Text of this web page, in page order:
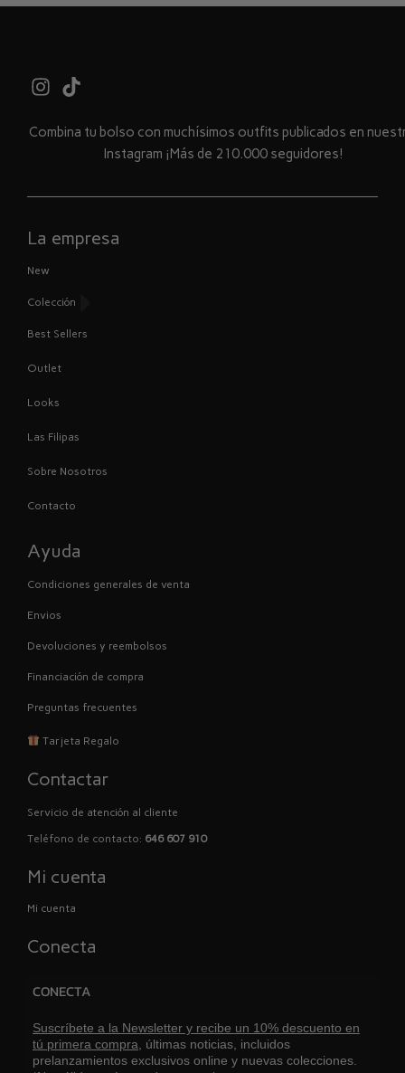
Combina tu bolso con muchísimos outfits publicados en
Instagram ¡Más de 210.000 seguidores!
La empresa
New
Colección
Best Sellers
Outlet
Looks
Las Filipas
Sobre Nosotros
Contacto
Ayuda
Condiciones generales de venta
Envios
Devoluciones y reembolsos
Financiación de compra
Preguntas frecuentes
Tarjeta Regalo
Contactar
Servicio de atención al cliente
Teléfono de contacto: 646 607 910
Mi cuenta
Mi cuenta
Conecta
CONECTA
Suscríbete a la Newsletter y recibe un 10% descuento en
tú primera compra,
últimas noticias, incluidos
prelanzamientos exclusivos online y nuevas colecciones.